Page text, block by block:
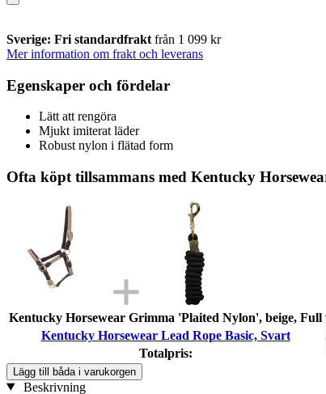
Sverige: Fri standardfrakt från 1 099 kr
Mer information om frakt och leverans
Egenskaper och fördelar
Lätt att rengöra
Mjukt imiterat läder
Robust nylon i flätad form
Ofta köpt tillsammans med Kentucky
Kentucky Horsewear Grimma 'Plaited Nylon', beige, Full
Kentucky Horsewear Lead Rope Basic, Svart
Totalpris:
Lägg till båda i varukorgen
Beskrivning